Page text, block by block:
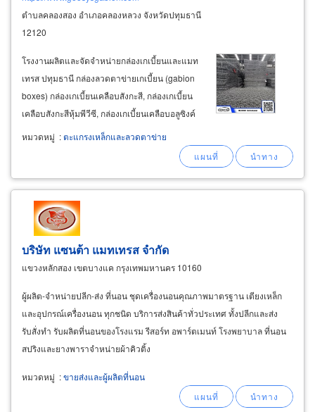
ตำบลคลองสอง อำเภอคลองหลวง จังหวัดปทุมธานี
12120
โรงงานผลิตและจัดจำหน่ายกล่องเกเบี้ยนและแมท
เทรส ปทุมธานี กล่องลวดตาข่ายเกเบี้ยน (gabion
boxes) กล่องเกเบี้ยนเคลือบสังกะสี, กล่องเกเบี้ยน
เคลือบสังกะสีหุ้มพีวีซี, กล่องเกเบี้ยนเคลือบอลูซิงค์
และกล่องเกบี้ยนเทอราเมทเคลือบสังกะสี
(terramesh) ขนาดต่าง ๆ ดังนี้ กล่องเกเบี้ยน ขนาด
หมวดหมู่ :ตะแกรงเหล็กและลวดตาข่าย
บริษัท แซนต้า แมทเทรส จำกัด
แขวงหลักสอง เขตบางแค กรุงเทพมหานคร 10160
ผู้ผลิต-จำหน่ายปลีก-ส่ง ที่นอน ชุดเครื่องนอนคุณภาพมาตรฐาน เตียงเหล็ก
และอุปกรณ์เครื่องนอน ทุกชนิด บริการส่งสินค้าทั่วประเทศ ทั้งปลีกและส่ง
รับสั่งทำ รับผลิตที่นอนของโรงแรม รีสอร์ท อพาร์ตเมนท์ โรงพยาบาล ที่นอน
สปริงและยางพาราจำหน่ายผ้าคิวติ้ง
หมวดหมู่ :ขายส่งและผู้ผลิตที่นอน